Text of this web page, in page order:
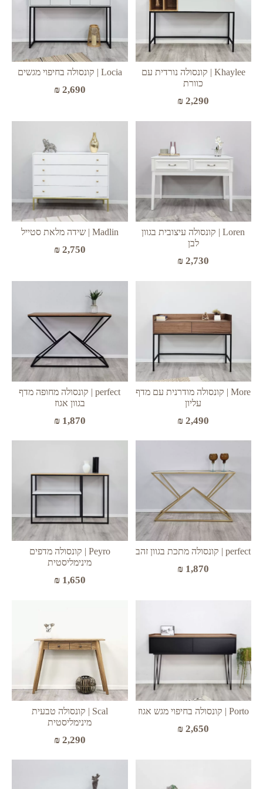
Khaylee | קונסולה נורדית עם
כוורת
₪ 2,290
Locia | קונסולה בחיפוי מגשים
₪2,690
Loren | קונסולה עיצובית בגוון
לבן
₪ 2,730
Madlin | שידה מלאת סטייל
₪2,750
More | קונסולה מודרנית עם מדף
עליון
₪ 2,490
perfect | קונסולה מחופה מדף
בגוון אגוז
₪1,870
perfect | קונסולה מתכת בגוון זהב
₪ 1,870
Peyro | קונסולה מדפים
מינימליסטית
₪1,650
Porto | קונסולה בחיפוי מגש אגוז
₪ 2,650
Scal | קונסולה טבעית
מינימליסטית
₪2,290